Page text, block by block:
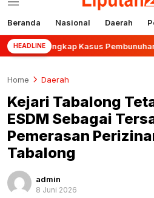
liputan24.net
Beranda Nasional Daerah
HEADLINE
Ungkap Kasus Pembunuhan
Home Daerah
Kejari Tabalong
ESDM Sebagai
Pemerasan
Tabalong
admin
8 Juni 2026